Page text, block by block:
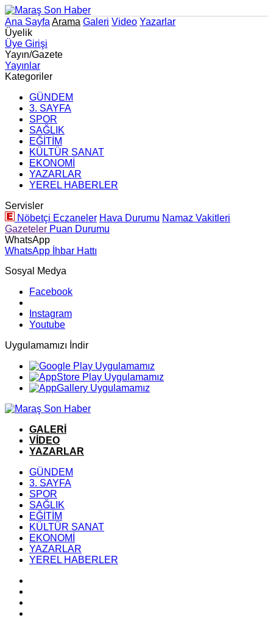
Ana Sayfa Arama Galeri Video Yazarlar
Üyelik
Üye Girişi
Yayın/Gazete
Yayınlar
Kategoriler
GÜNDEM
3. SAYFA
SPOR
SAĞLIK
EĞİTİM
KÜLTÜR SANAT
EKONOMİ
YAZARLAR
YEREL HABERLER
Servisler
Nöbetçi Eczaneler Hava Durumu Namaz Vakitleri
Gazeteler Puan Durumu
WhatsApp
WhatsApp İhbar Hattı
Sosyal Medya
Facebook
Instagram
Youtube
Uygulamamızı İndir
GALERİ
VİDEO
YAZARLAR
GÜNDEM
3. SAYFA
SPOR
SAĞLIK
EĞİTİM
KÜLTÜR SANAT
EKONOMİ
YAZARLAR
YEREL HABERLER